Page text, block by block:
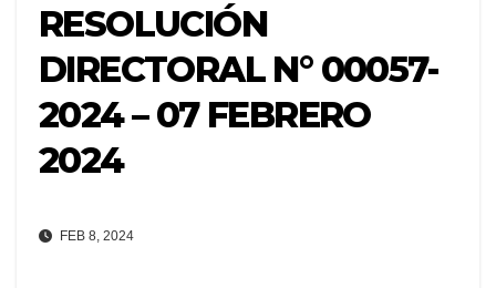
RESOLUCIÓN
DIRECTORAL N° 00057-
2024 – 07 FEBRERO
2024
FEB 8, 2024